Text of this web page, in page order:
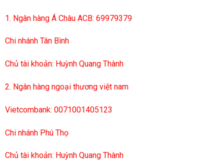
1. Ngân hàng Á Châu ACB: 69979379
Chi nhánh Tân Bình
Chủ tài khoản: Huỳnh Quang Thành
2. Ngân hàng ngoại thương việt nam
Vietcombank: 0071001405123
Chi nhánh Phú Thọ
Chủ tài khoản: Huỳnh Quang Thành